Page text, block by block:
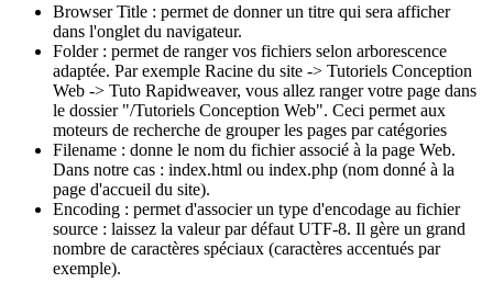
Browser Title : permet de donner un titre qui sera afficher
dans l'onglet du navigateur.
Folder : permet de ranger vos fichiers selon arborescence
adaptée. Par exemple Racine du site -> Tutoriels Conception
Web -> Tuto Rapidweaver, vous allez ranger votre page dans
le dossier "/Tutoriels Conception Web". Ceci permet aux
moteurs de recherche de grouper les pages par catégories
Filename : donne le nom du fichier associé à la page Web.
Dans notre cas : index.html ou index.php (nom donné à la
page d'accueil du site).
Encoding : permet d'associer un type d'encodage au fichier
source : laissez la valeur par défaut UTF-8. Il gère un grand
nombre de caractères spéciaux (caractères accentués par
exemple).